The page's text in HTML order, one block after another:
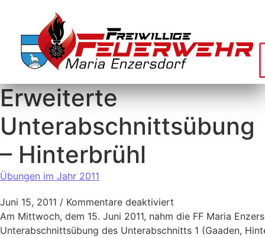
Erweiterte
Unterabschnittsübung
– Hinterbrühl
Übungen im Jahr 2011
Juni 15, 2011 / Kommentare deaktiviert
Am Mittwoch, dem 15. Juni 2011, nahm die FF Maria
Unterabschnittsübung des Unterabschnitts 1 (Gaaden,